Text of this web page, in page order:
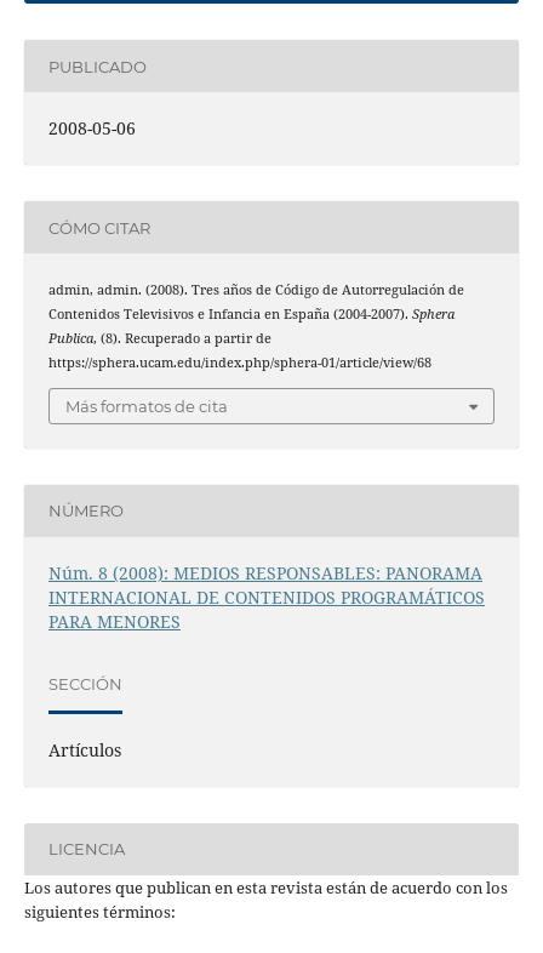
PUBLICADO
2008-05-06
CÓMO CITAR
admin, admin. (2008). Tres años de Código de Autorregulación de
Contenidos Televisivos e Infancia en España (2004-2007). Sphera
Publica, (8). Recuperado a partir de
https://sphera.ucam.edu/index.php/sphera-01/article/view/68
Más formatos de cita
NÚMERO
Núm. 8 (2008): MEDIOS RESPONSABLES: PANORAMA
INTERNACIONAL DE CONTENIDOS PROGRAMÁTICOS
PARA MENORES
SECCIÓN
Artículos
LICENCIA
Los autores que publican en esta revista están de acuerdo con los
siguientes términos: